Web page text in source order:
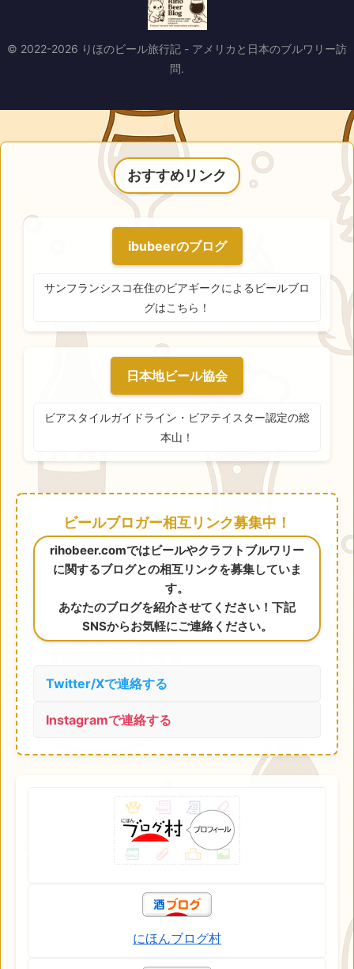
© 2022-2026 りほのビール旅行記 - アメリカと日本のブルワリー訪
問.
おすすめリンク
ibubeerのブログ
サンフランシスコ在住のビアギークによるビールブロ
グはこちら！
日本地ビール協会
ビアスタイルガイドライン・ビアテイスター認定の総
本山！
ビールブロガー相互リンク募集中！
rihobeer.comではビールやクラフトブルワリー
に関するブログとの相互リンクを募集していま
す。
あなたのブログを紹介させてください！下記
SNSからお気軽にご連絡ください。
Twitter/Xで連絡する
Instagramで連絡する
にほんブログ村